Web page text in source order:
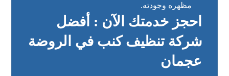
مظهره وجودته.
احجز خدمتك الآن : أفضل
شركة تنظيف كنب في الروضة
عجمان